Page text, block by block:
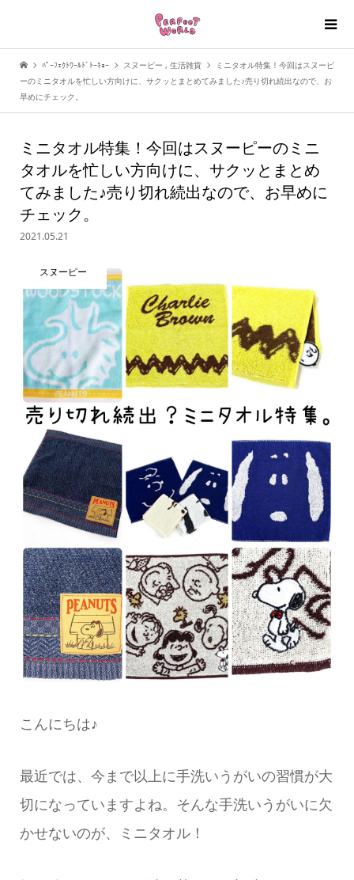
ﾊﾟｰﾌｪｸﾄﾜｰﾙﾄﾞﾄｰｷｮｰ スヌーピー , 生活雑貨
ミニタオル特集！今回はスヌーピ
ーのミニタオルを忙しい方向けに、サクッとまとめてみました♪売り切れ続出なので、お
早めにチェック。
ミニタオル特集！今回はスヌーピーのミニ
タオルを忙しい方向けに、サクッとまとめ
てみました♪売り切れ続出なので、お早めに
チェック。
2021.05.21
スヌーピー
こんにちは♪
最近では、今まで以上に手洗いうがいの習慣が大
切になっていますよね。そんな手洗いうがいに欠
かせないのが、ミニタオル！